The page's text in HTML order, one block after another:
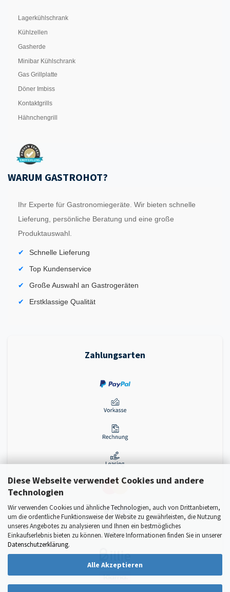
Diese Webseite verwendet Cookies und andere
Technologien
Wir verwenden Cookies und ähnliche Technologien, auch von Drittanbietern,
um die ordentliche Funktionsweise der Website zu gewährleisten, die Nutzung
unseres Angebotes zu analysieren und Ihnen ein bestmögliches
Einkaufserlebnis bieten zu können. Weitere Informationen finden Sie in unserer
Datenschutzerklärung.
Alle Akzeptieren
Lagerkühlschrank
Kühlzellen
Gasherde
Minibar Kühlschrank
Gas Grillplatte
Döner Imbiss
Kontaktgrills
Hähnchengrill
WARUM GASTROHOT?
Ihr Experte für Gastronomiegeräte. Wir bieten schnelle
Lieferung, persönliche Beratung und eine große
Produktauswahl.
Schnelle Lieferung
Top Kundenservice
Große Auswahl an Gastrogeräten
Erstklassige Qualität
Zahlungsarten